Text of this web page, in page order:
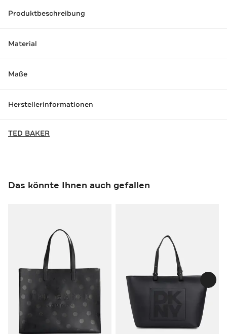
Produktbeschreibung
Material
Maße
Herstellerinformationen
TED BAKER
Das könnte Ihnen auch gefallen